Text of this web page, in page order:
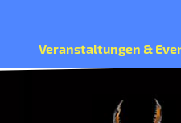
Veranstaltungen &